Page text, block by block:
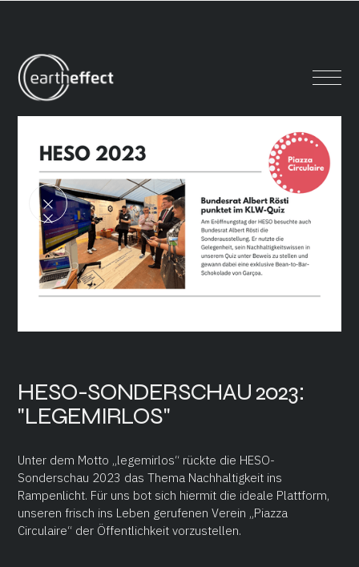
HESO-SONDERSCHAU 2023:
"LEGEMIRLOS"
Unter dem Motto „legemirlos“ rückte die HESO-
Sonderschau 2023 das Thema Nachhaltigkeit ins
Rampenlicht. Für uns bot sich hiermit die ideale Plattform,
unseren frisch ins Leben gerufenen Verein „Piazza
Circulaire“ der Öffentlichkeit vorzustellen.